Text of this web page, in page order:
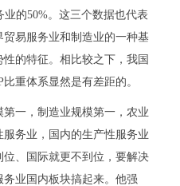
业的50%。这三个数据也代表
易服务业和制造业的一种基
的特征。相比较之下，我国
重体系显然是有差距的。
一，制造业规模第一，农业
务业，国内的生产性服务业
、国际就更不到位，要解决
业国内板块搞起来。他强